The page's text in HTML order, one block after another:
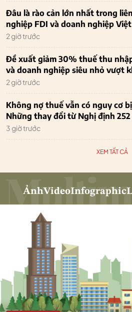
Đâu là rào cản lớn nhất trong
nghiệp FDI và doanh nghiệp
2 giờ trước
Đề xuất giảm 30% thuế thu
và doanh nghiệp siêu nhỏ vượt
2 giờ trước
Không nợ thuế vẫn có nguy cơ
Những thay đổi từ Nghị định 252
3 giờ trước
XEM TẤT CẢ
ẢnhVideoInfographic